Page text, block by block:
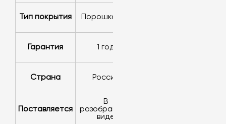
Тип покрытия порошковое
Гарантия 1 год
Страна Россия
Поставляется
в
разобранном
виде